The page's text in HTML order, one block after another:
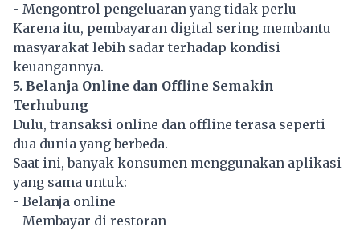
- Mengontrol pengeluaran yang tidak perlu
Karena itu, pembayaran digital sering membantu
masyarakat lebih sadar terhadap kondisi
keuangannya.
5. Belanja Online dan Offline Semakin
Terhubung
Dulu, transaksi online dan offline terasa seperti
dua dunia yang berbeda.
Saat ini, banyak konsumen menggunakan aplikasi
yang sama untuk:
- Belanja online
- Membayar di restoran